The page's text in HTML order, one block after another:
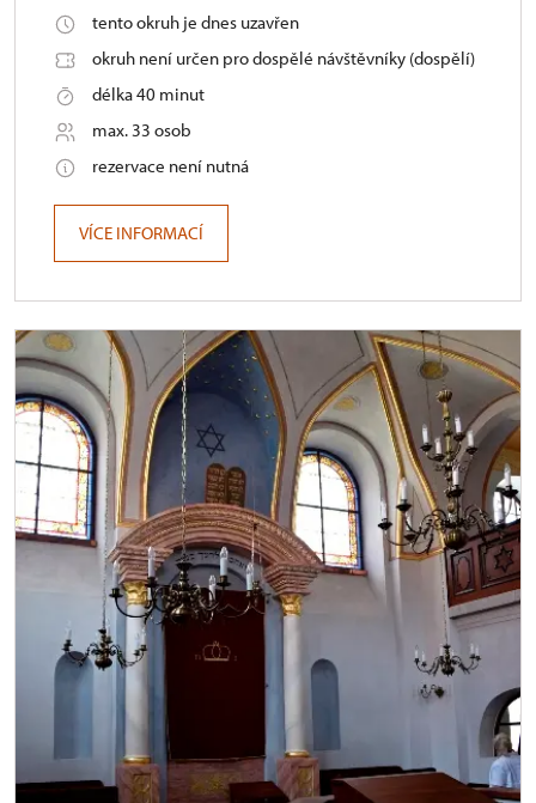
tento okruh je dnes uzavřen
okruh není určen pro dospělé návštěvníky (dospělí)
délka 40 minut
max. 33 osob
rezervace není nutná
VÍCE INFORMACÍ